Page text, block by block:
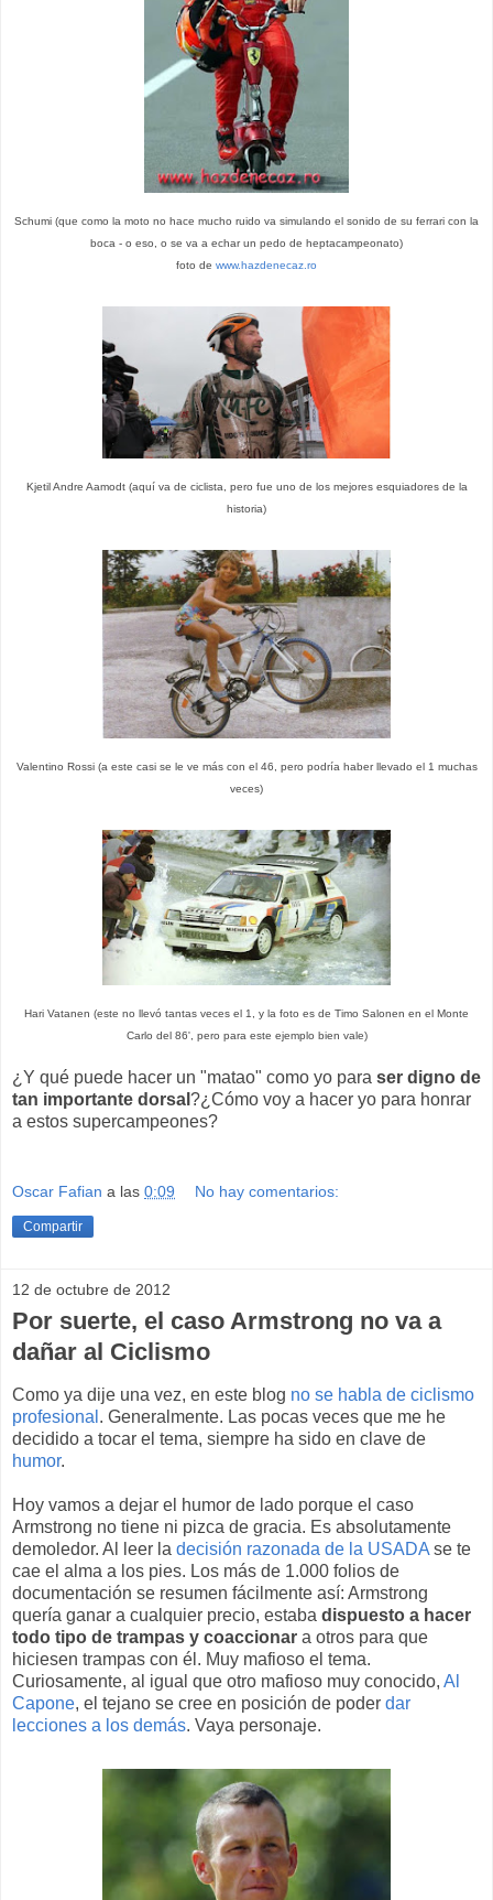
Schumi (que como la moto no hace mucho ruido va simulando el sonido de su ferrari con la
boca - o eso, o se va a echar un pedo de heptacampeonato)
foto de www.hazdenecaz.ro
Kjetil Andre Aamodt (aquí va de ciclista, pero fue uno de los mejores esquiadores de la
historia)
Valentino Rossi (a este casi se le ve más con el 46, pero podría haber llevado el 1 muchas
veces)
Hari Vatanen (este no llevó tantas veces el 1, y la foto es de Timo Salonen en el Monte
Carlo del 86', pero para este ejemplo bien vale)
¿Y qué puede hacer un "matao" como yo para ser digno de
tan importante dorsal ?¿Cómo voy a hacer yo para honrar
a estos supercampeones?
Oscar Fafian a las 0:09 No hay comentarios:
Compartir
12 de octubre de 2012
Por suerte, el caso Armstrong no va a
dañar al Ciclismo
Como ya dije una vez, en este blog no se habla de ciclismo
profesional . Generalmente. Las pocas veces que me he
decidido a tocar el tema, siempre ha sido en clave de
humor.
Hoy vamos a dejar el humor de lado porque el caso
Armstrong no tiene ni pizca de gracia. Es absolutamente
demoledor. Al leer la decisión razonada de la USADA se te
cae el alma a los pies. Los más de 1.000 folios de
documentación se resumen fácilmente así: Armstrong
quería ganar a cualquier precio, estaba dispuesto a hacer
todo tipo de trampas y coaccionar a otros para que
hiciesen trampas con él. Muy mafioso el tema.
Curiosamente, al igual que otro mafioso muy conocido, Al
Capone, el tejano se cree en posición de poder dar
lecciones a los demás. Vaya personaje.